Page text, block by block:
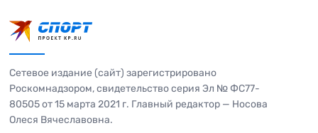
Сетевое издание (сайт) зарегистрировано
Роскомнадзором, свидетельство серия Эл № ФС77-
80505 от 15 марта 2021 г. Главный редактор — Носова
Олеся Вячеславовна.